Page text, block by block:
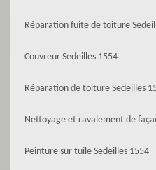
Réparation fuite de toiture
Couvreur Sedeilles 1554
Réparation de toiture Sedeilles
Nettoyage et ravalement de
Peinture sur tuile Sedeilles 1554